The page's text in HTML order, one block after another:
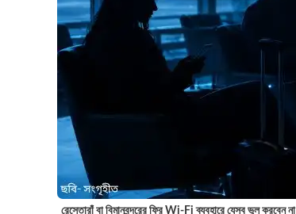
রেস্তোরাঁ বা বিমানবন্দরের ফ্রি Wi-Fi ব্যবহারে যেসব ভুল করবেন না